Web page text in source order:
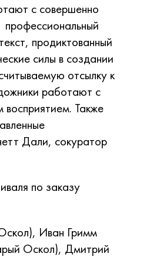
с совершенно
продиктованный
силы в создании
отсылку к
работают с
восприятием. Также
Дали, сокуратор
по заказу
Иван Гримм
Оскол), Дмитрий